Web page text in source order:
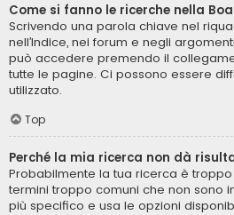
Come si fanno le ricerche nella
Scrivendo una parola chiave nel
nell’Indice, nei forum e negli
può accedere premendo il
tutte le pagine. Ci possono essere
utilizzato.
Top
Perché la mia ricerca non dà
Probabilmente la tua ricerca è
termini troppo comuni che non sono
più specifico e usa le opzioni